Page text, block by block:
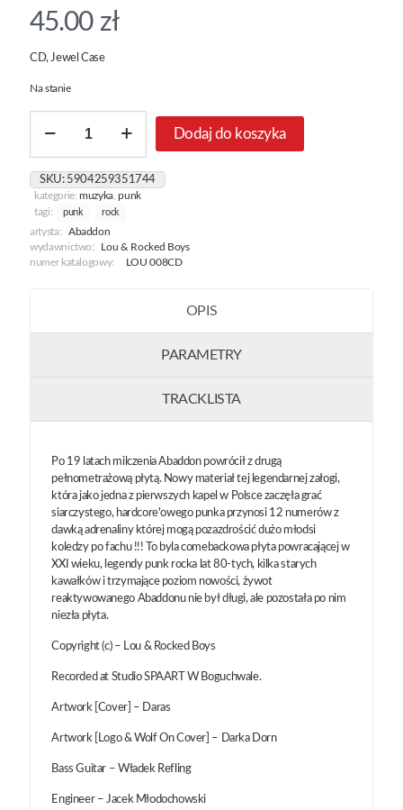
45.00 zł
CD, Jewel Case
Na stanie
Godzina
Dodaj do koszyka
SKU: 5904259351744
kategorie:muzyka ,punk
tagi:
punk rock
artysta:
Abaddon
wydawnictwo:
Lou & Rocked Boys
numer katalogowy:
LOU 008CD
OPIS
PARAMETRY
TRACKLISTA
Po 19 latach milczenia Abaddon powrócił z drugą
pełnometrażową płytą. Nowy materiał tej legendarnej załogi,
która jako jedna z pierwszych kapel w Polsce zaczęła grać
siarczystego, hardcore'owego punka przynosi 12 numerów z
dawką adrenaliny której mogą pozazdrościć dużo młodsi
koledzy po fachu !!! To byla comebackowa płyta powracającej w
XXI wieku, legendy punk rocka lat 80-tych, kilka starych
kawałków i trzymające poziom nowości, żywot
reaktywowanego Abaddonu nie był długi, ale pozostała po nim
niezła płyta.
Copyright (c) – Lou & Rocked Boys
Recorded at Studio SPAART W Boguchwale.
Artwork [Cover] – Daras
Artwork [Logo & Wolf On Cover] – Darka Dorn
Bass Guitar – Władek Refling
Engineer – Jacek Młodochowski